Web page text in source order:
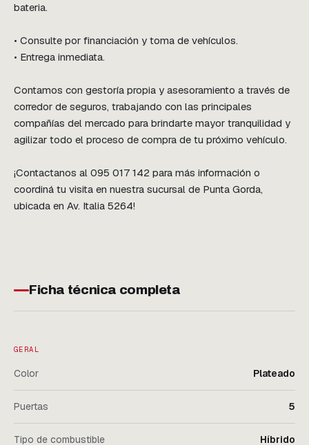
bateria.
• Consulte por financiación y toma de vehículos.
• Entrega inmediata.
Contamos con gestoría propia y asesoramiento a través de
corredor de seguros, trabajando con las principales
compañías del mercado para brindarte mayor tranquilidad y
agilizar todo el proceso de compra de tu próximo vehículo.
¡Contactanos al 095 017 142 para más información o
coordiná tu visita en nuestra sucursal de Punta Gorda,
ubicada en Av. Italia 5264!
Ficha técnica completa
GERAL
Color Plateado
Puertas 5
Tipo de combustible Híbrido